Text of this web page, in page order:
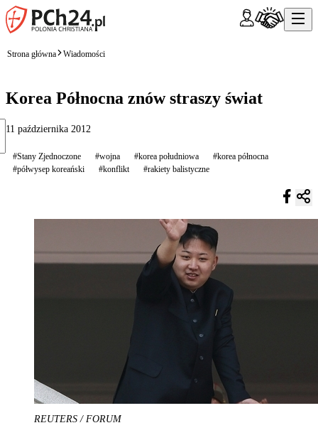
Strona główna Wiadomości
Korea Północna znów straszy świat
11 października 2012
#Stany Zjednoczone #wojna #korea południowa
#korea północna
#półwysep koreański
#konflikt #rakiety balistyczne
REUTERS / FORUM